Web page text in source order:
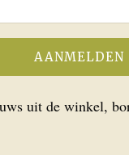
uit de winkel,